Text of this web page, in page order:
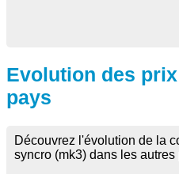
Evolution des
pays
Découvrez l'évolution de la
syncro (mk3) dans les autres